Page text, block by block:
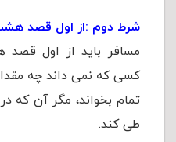
شرط دوم :از اول قصد
مسافر باید از اول
کسی که نمی داند چه مقدار
تمام بخواند، مگر آن که
طی کند.